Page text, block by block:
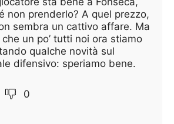
non prenderlo? A quel prezzo,
sembra un cattivo affare. Ma
un po’ tutti noi ora stiamo
qualche novità sul
difensivo: speriamo bene.
0